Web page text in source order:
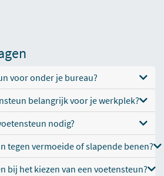
voor onder je bureau?
belangrijk voor je werkplek?
nodig?
tegen vermoeide of slapende benen?
bij het kiezen van een voetensteun?